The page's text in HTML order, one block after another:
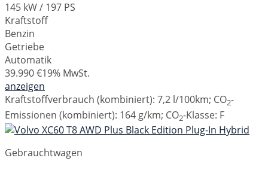
145 kW / 197 PS
Kraftstoff
Benzin
Getriebe
Automatik
39.990 €19% MwSt.
anzeigen
Kraftstoffverbrauch (kombiniert): 7,2 l/100km; CO2-
Emissionen (kombiniert): 164 g/km; CO2-Klasse: F
Gebrauchtwagen